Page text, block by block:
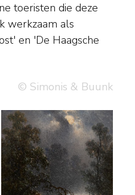
© Simonis & Buunk